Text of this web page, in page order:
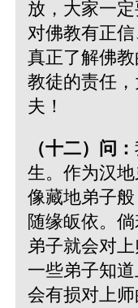
放，大家一
对佛教有正
真正了解佛
教徒的责任
夫！
（十二）问：
生。作为汉
像藏地弟子
随缘皈依。
弟子就会对
一些弟子知
会有损对上